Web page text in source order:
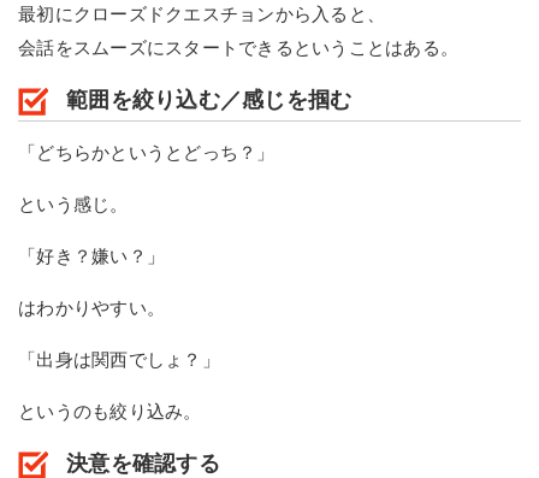
最初にクローズドクエスチョンから入ると、
会話をスムーズにスタートできるということはある。
範囲を絞り込む／感じを掴む
「どちらかというとどっち？」
という感じ。
「好き？嫌い？」
はわかりやすい。
「出身は関西でしょ？」
というのも絞り込み。
決意を確認する